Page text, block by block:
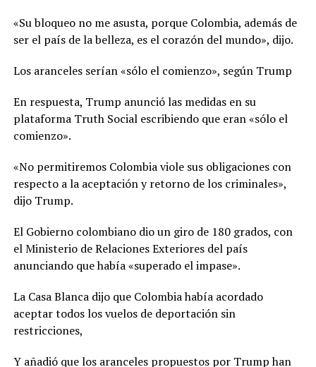
«Su bloqueo no me asusta, porque Colombia, además de
ser el país de la belleza, es el corazón del mundo», dijo.
Los aranceles serían «sólo el comienzo», según Trump
En respuesta, Trump anunció las medidas en su
plataforma Truth Social escribiendo que eran «sólo el
comienzo».
«No permitiremos Colombia viole sus obligaciones con
respecto a la aceptación y retorno de los criminales»,
dijo Trump.
El Gobierno colombiano dio un giro de 180 grados, con
el Ministerio de Relaciones Exteriores del país
anunciando que había «superado el impase».
La Casa Blanca dijo que Colombia había acordado
aceptar todos los vuelos de deportación sin
restricciones,
Y añadió que los aranceles propuestos por Trump han